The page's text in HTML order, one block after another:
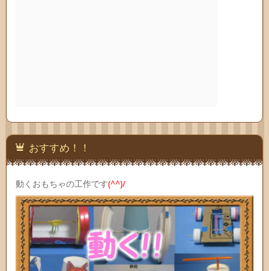
おすすめ！！
動くおもちゃの工作です(^^)/